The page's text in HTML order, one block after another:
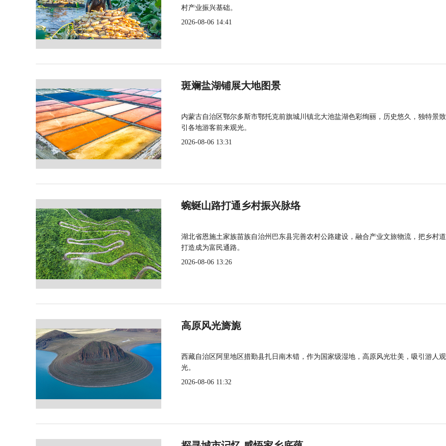
村产业振兴基础。
2026-08-06 14:41
斑斓盐湖铺展大地图景
内蒙古自治区鄂尔多斯市鄂托克前旗城川镇北大池盐湖色彩绚丽，历史悠久，独特景
引各地游客前来观光。
2026-08-06 13:31
蜿蜒山路打通乡村振兴脉络
湖北省恩施土家族苗族自治州巴东县完善农村公路建设，融合产业文旅物流，把乡村
打造成为富民通路。
2026-08-06 13:26
高原风光旖旎
西藏自治区阿里地区措勤县扎日南木错，作为国家级湿地，高原风光壮美，吸引游人观
光。
2026-08-06 11:32